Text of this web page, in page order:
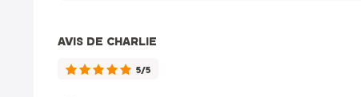
AVIS DE CHARLIE
5/5